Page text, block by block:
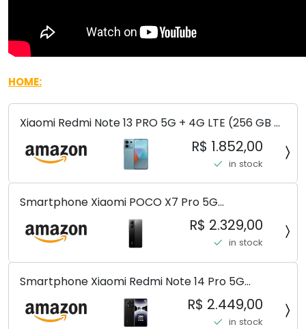
HOME:
Xiaomi Redmi Note 13 PRO 5G + 4G LTE (256 GB +
8 GB) 200 MP Triplo (Mobile Mint Tello e) +
(Pacote de carregador duplo de carro rápido)
(Ocean Teal (ROM))
R$ 1.852,00
in stock
Smartphone Xiaomi POCO X7 Pro 5G
8+256GB/12+256GB/12+512GB
R$ 2.329,00
in stock
Smartphone Xiaomi Redmi Note 14 Pro 5G
Midnight Black (Preto) 12GB RAM 512GB ROM NFC
[ 24090RA29G ]
R$ 2.449,00
in stock